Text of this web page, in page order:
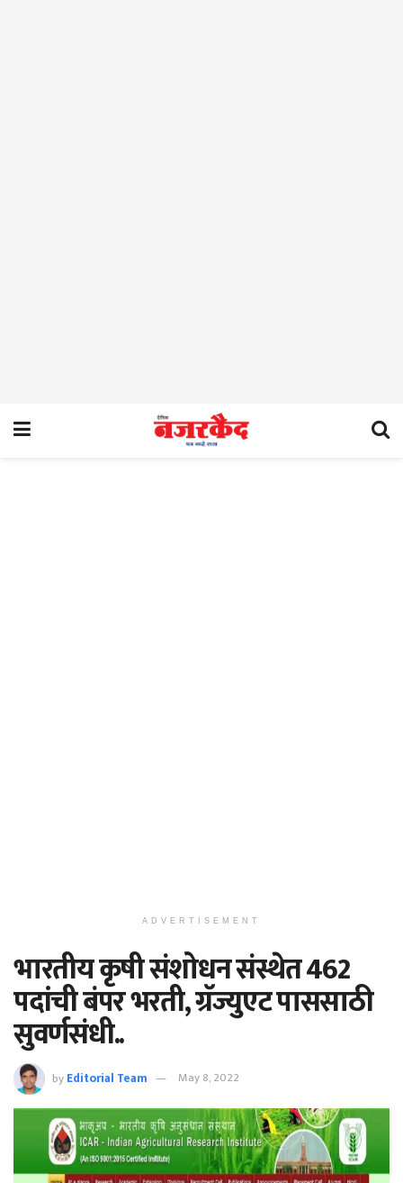
ADVERTISEMENT
भारतीय कृषी संशोधन संस्थेत 462
पदांची बंपर भरती, ग्रॅज्युएट पाससाठी
सुवर्णसंधी..
byEditorial Team May 8, 2022